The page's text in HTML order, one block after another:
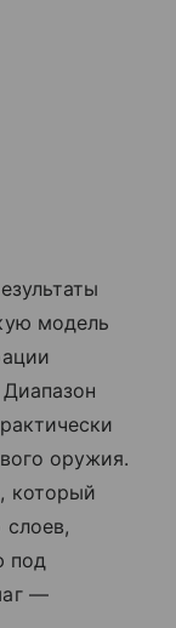
модель
оружия.
который
слоев,
под
—